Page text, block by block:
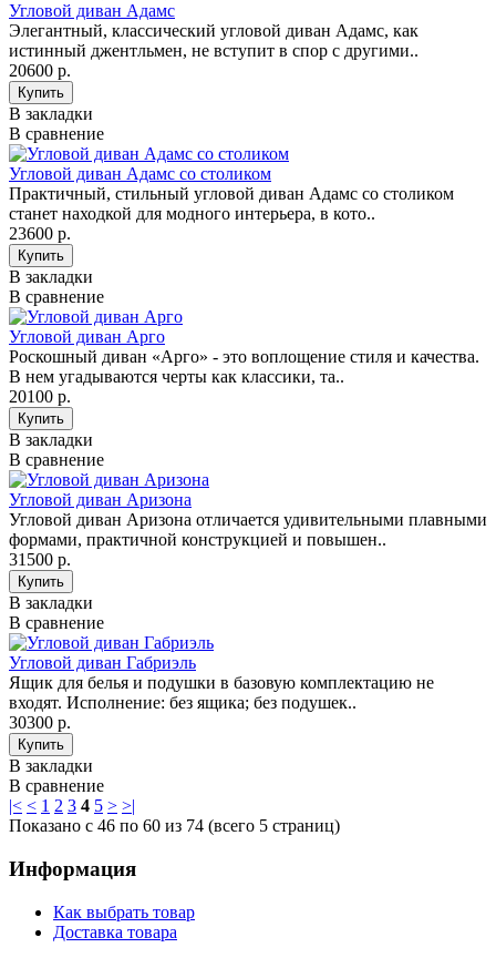
Угловой диван Адамс
Элегантный, классический угловой диван Адамс, как
истинный джентльмен, не вступит в спор с другими..
20600 р.
В закладки
В сравнение
Угловой диван Адамс со столиком
Практичный, стильный угловой диван Адамс со столиком
станет находкой для модного интерьера, в кото..
23600 р.
В закладки
В сравнение
Угловой диван Арго
Роскошный диван «Арго» - это воплощение стиля и качества.
В нем угадываются черты как классики, та..
20100 р.
В закладки
В сравнение
Угловой диван Аризона
Угловой диван Аризона отличается удивительными плавными
формами, практичной конструкцией и повышен..
31500 р.
В закладки
В сравнение
Угловой диван Габриэль
Ящик для белья и подушки в базовую комплектацию не
входят. Исполнение: без ящика; без подушек..
30300 р.
В закладки
В сравнение
|< < 1 2 3 4 5 > >|
Показано с 46 по 60 из 74 (всего 5 страниц)
Информация
Как выбрать товар
Доставка товара